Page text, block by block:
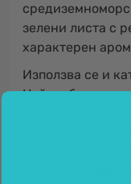
зелени листа с
характерен
Използва се и
Най-добре е да